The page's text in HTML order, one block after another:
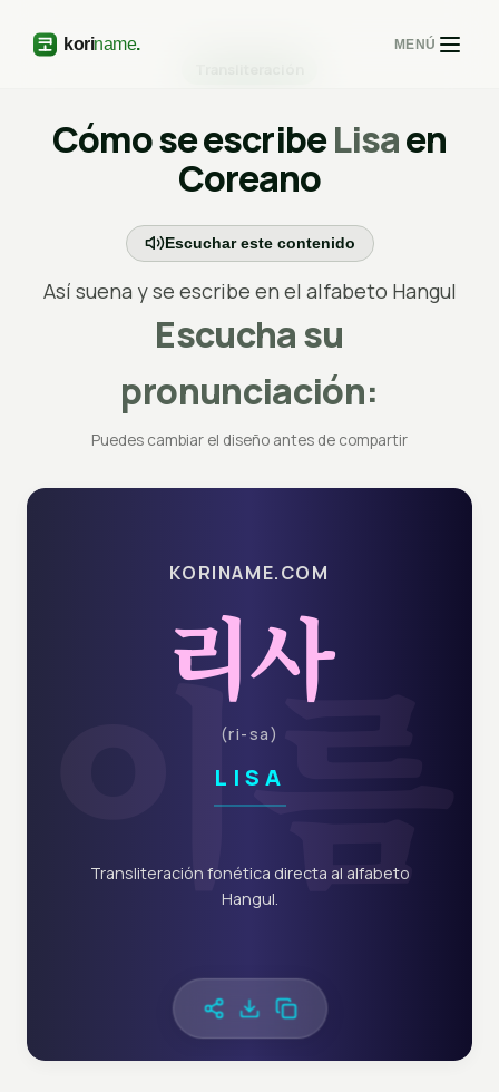
MENÚ
Cómo se escribeLisaen
Coreano
Escuchar este contenido
Así suena y se escribe en el alfabeto Hangul
Escucha su
pronunciación:
Puedes cambiar el diseño antes de compartir
이름
KORINAME.COM
리사
(ri-sa)
LISA
Transliteración fonética directa al alfabeto
Hangul.